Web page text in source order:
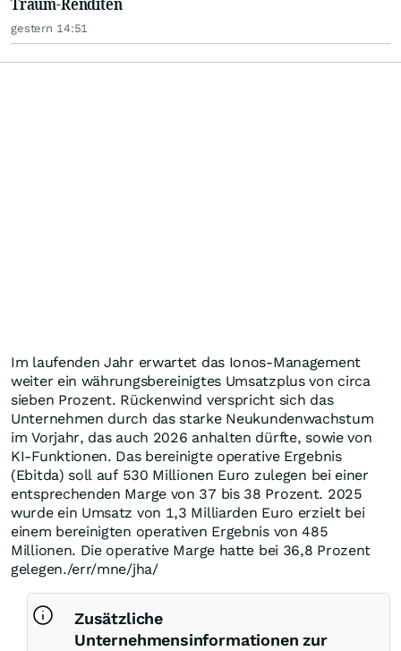
gestern 14:51
Im laufenden Jahr erwartet das Ionos-Management
weiter ein währungsbereinigtes Umsatzplus von circa
sieben Prozent. Rückenwind verspricht sich das
Unternehmen durch das starke Neukundenwachstum
im Vorjahr, das auch 2026 anhalten dürfte, sowie von
KI-Funktionen. Das bereinigte operative Ergebnis
(Ebitda) soll auf 530 Millionen Euro zulegen bei einer
entsprechenden Marge von 37 bis 38 Prozent. 2025
wurde ein Umsatz von 1,3 Milliarden Euro erzielt bei
einem bereinigten operativen Ergebnis von 485
Millionen. Die operative Marge hatte bei 36,8 Prozent
gelegen./err/mne/jha/
Zusätzliche
Unternehmensinformationen zur